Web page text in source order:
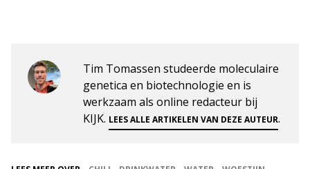
Tim Tomassen studeerde moleculaire
genetica en biotechnologie en is
werkzaam als online redacteur bij
KIJK. LEES ALLE ARTIKELEN VAN DEZE AUTEUR.